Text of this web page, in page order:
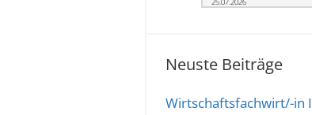
Neuste Beiträge
Wirtschaftsfachwirt/-in